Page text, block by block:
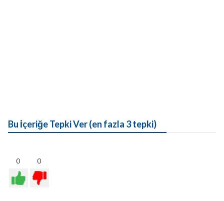
Bu İçeriğe Tepki Ver (en fazla 3 tepki)
0 0